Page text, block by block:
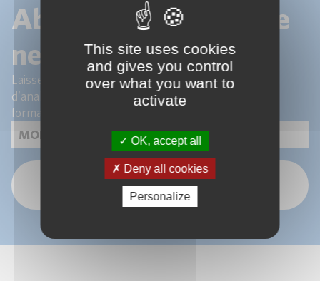
Abonnez-vous à notre
newsletter !
Laissez-nous votre email pour recevoir les articles
d'analyse de nos experts et les actualités de nos
formations.
OK
This site uses cookies
and gives you control
over what you want to
activate
OK, accept all
Deny all cookies
Personalize